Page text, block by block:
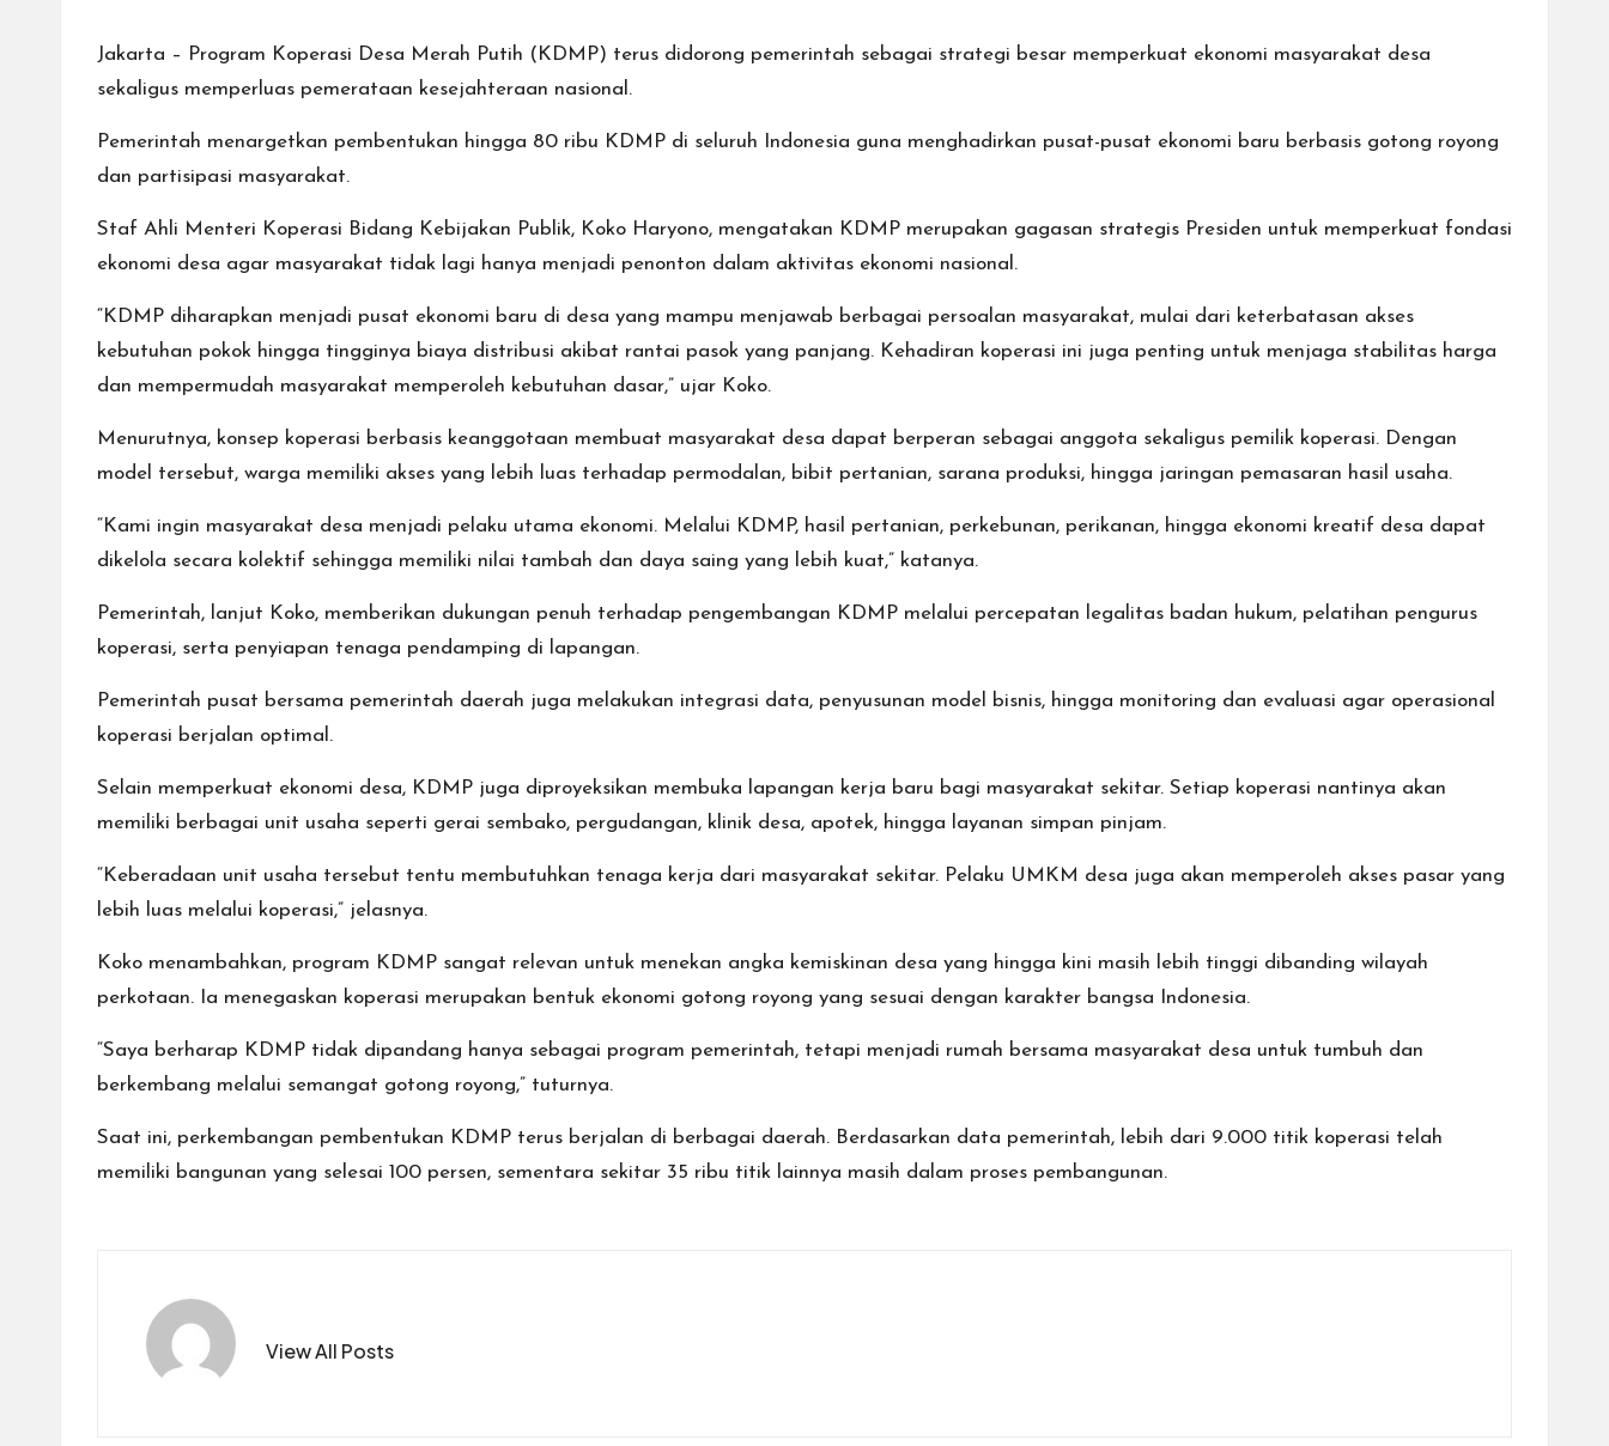
Jakarta – Program Koperasi Desa Merah Putih (KDMP) terus didorong pemerintah sebagai strategi besar memperkuat ekonomi masyarakat desa
sekaligus memperluas pemerataan kesejahteraan nasional.
Pemerintah menargetkan pembentukan hingga 80 ribu KDMP di seluruh Indonesia guna menghadirkan pusat-pusat ekonomi baru berbasis gotong royong
dan partisipasi masyarakat.
Staf Ahli Menteri Koperasi Bidang Kebijakan Publik, Koko Haryono, mengatakan KDMP merupakan gagasan strategis Presiden untuk memperkuat fondasi
ekonomi desa agar masyarakat tidak lagi hanya menjadi penonton dalam aktivitas ekonomi nasional.
“KDMP diharapkan menjadi pusat ekonomi baru di desa yang mampu menjawab berbagai persoalan masyarakat, mulai dari keterbatasan akses
kebutuhan pokok hingga tingginya biaya distribusi akibat rantai pasok yang panjang. Kehadiran koperasi ini juga penting untuk menjaga stabilitas harga
dan mempermudah masyarakat memperoleh kebutuhan dasar,” ujar Koko.
Menurutnya, konsep koperasi berbasis keanggotaan membuat masyarakat desa dapat berperan sebagai anggota sekaligus pemilik koperasi. Dengan
model tersebut, warga memiliki akses yang lebih luas terhadap permodalan, bibit pertanian, sarana produksi, hingga jaringan pemasaran hasil usaha.
“Kami ingin masyarakat desa menjadi pelaku utama ekonomi. Melalui KDMP, hasil pertanian, perkebunan, perikanan, hingga ekonomi kreatif desa dapat
dikelola secara kolektif sehingga memiliki nilai tambah dan daya saing yang lebih kuat,” katanya.
Pemerintah, lanjut Koko, memberikan dukungan penuh terhadap pengembangan KDMP melalui percepatan legalitas badan hukum, pelatihan pengurus
koperasi, serta penyiapan tenaga pendamping di lapangan.
Pemerintah pusat bersama pemerintah daerah juga melakukan integrasi data, penyusunan model bisnis, hingga monitoring dan evaluasi agar operasional
koperasi berjalan optimal.
Selain memperkuat ekonomi desa, KDMP juga diproyeksikan membuka lapangan kerja baru bagi masyarakat sekitar. Setiap koperasi nantinya akan
memiliki berbagai unit usaha seperti gerai sembako, pergudangan, klinik desa, apotek, hingga layanan simpan pinjam.
“Keberadaan unit usaha tersebut tentu membutuhkan tenaga kerja dari masyarakat sekitar. Pelaku UMKM desa juga akan memperoleh akses pasar yang
lebih luas melalui koperasi,” jelasnya.
Koko menambahkan, program KDMP sangat relevan untuk menekan angka kemiskinan desa yang hingga kini masih lebih tinggi dibanding wilayah
perkotaan. Ia menegaskan koperasi merupakan bentuk ekonomi gotong royong yang sesuai dengan karakter bangsa Indonesia.
“Saya berharap KDMP tidak dipandang hanya sebagai program pemerintah, tetapi menjadi rumah bersama masyarakat desa untuk tumbuh dan
berkembang melalui semangat gotong royong,” tuturnya.
Saat ini, perkembangan pembentukan KDMP terus berjalan di berbagai daerah. Berdasarkan data pemerintah, lebih dari 9.000 titik koperasi telah
memiliki bangunan yang selesai 100 persen, sementara sekitar 35 ribu titik lainnya masih dalam proses pembangunan.
View All Posts